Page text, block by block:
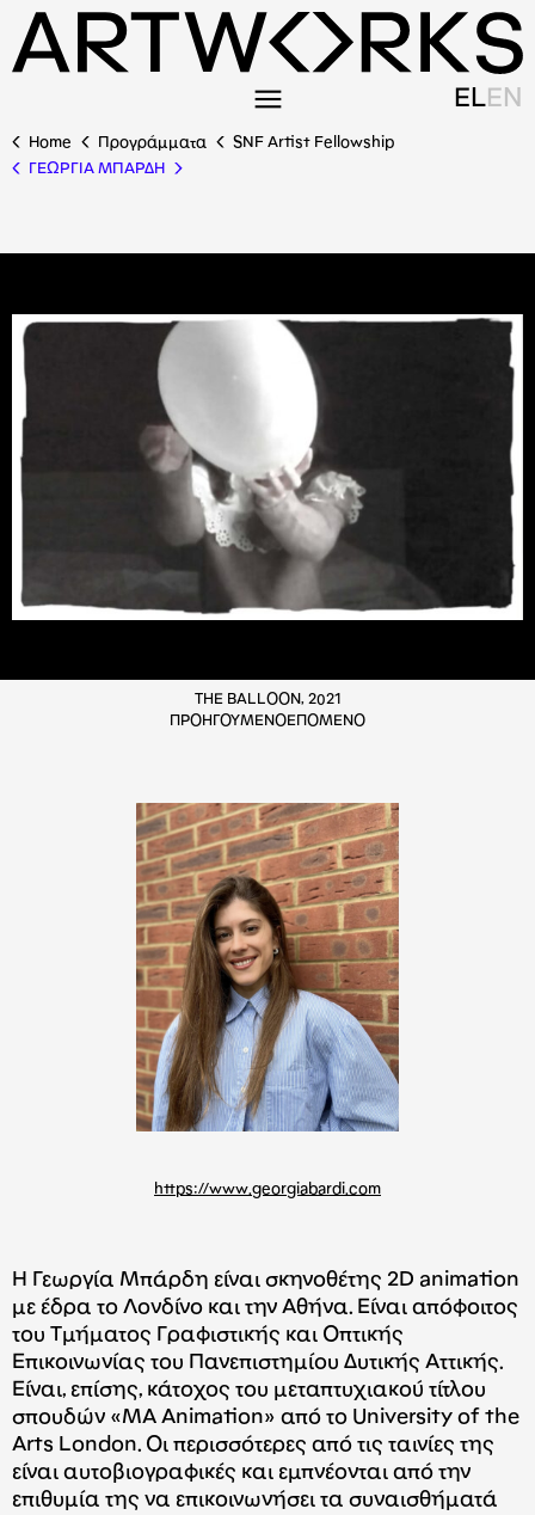
ELEN
Home Προγράμματα
SNF Artist Fellowship
ΓΕΩΡΓΙΑ ΜΠΑΡΔΗ
THE BALLOON, 2021
ΠΡΟΗΓΟΥΜΕΝΟΕΠΟΜΕΝΟ
https://www.georgiabardi.com
Η Γεωργία Μπάρδη είναι σκηνοθέτης 2D animation
με έδρα το Λονδίνο και την Αθήνα. Είναι απόφοιτος
του Tμήματος Γραφιστικής και Οπτικής
Επικοινωνίας του Πανεπιστημίου Δυτικής Αττικής.
Είναι, επίσης, κάτοχος του μεταπτυχιακού τίτλου
σπουδών «MA Animation» από το University of the
Arts London. Οι περισσότερες από τις ταινίες της
είναι αυτοβιογραφικές και εμπνέονται από την
επιθυμία της να επικοινωνήσει τα συναισθήματά